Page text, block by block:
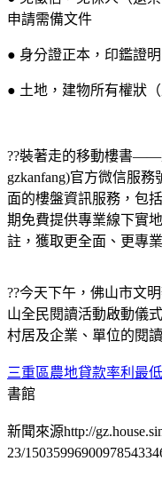
申請需備文件
● 身分證正本，印鑑證明
● 土地，建物所有權狀（
??裝著走的移動樓書——
gzkanfang)官方微信服
面的樓盤資訊服務，包
期免費提供專業線下實
註，獲取更全面、更專
??今天下午，佛山市文
山全民閱讀活動啟動儀
村居及企業、單位的閱
三重區農地貸款率利最
書館
新聞來源http://
23/